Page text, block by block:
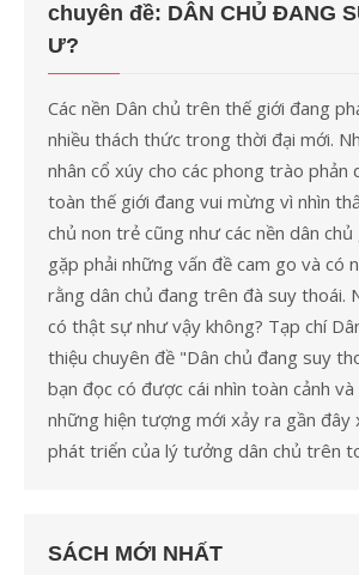
chuyên đề: DÂN CHỦ ĐANG
Ư?
Các nền Dân chủ trên thế giới đang
nhiều thách thức trong thời đại mới.
nhân cổ xúy cho các phong trào phản
toàn thế giới đang vui mừng vì nhìn
chủ non trẻ cũng như các nền dân chủ
gặp phải những vấn đề cam go và có
rằng dân chủ đang trên đà suy thoái.
có thật sự như vậy không? Tạp chí
thiệu chuyên đề "Dân chủ đang suy
bạn đọc có được cái nhìn toàn cảnh
những hiện tượng mới xảy ra gần đây
phát triển của lý tưởng dân chủ trên
SÁCH MỚI NHẤT